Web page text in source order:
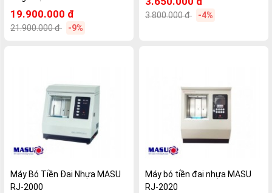
19.900.000 đ
21.900.000 đ -9%
3.800.000 đ -4%
Máy Bó Tiền Đai Nhựa MASU
RJ-2000
Máy bó tiền đai nhựa MASU
RJ-2020